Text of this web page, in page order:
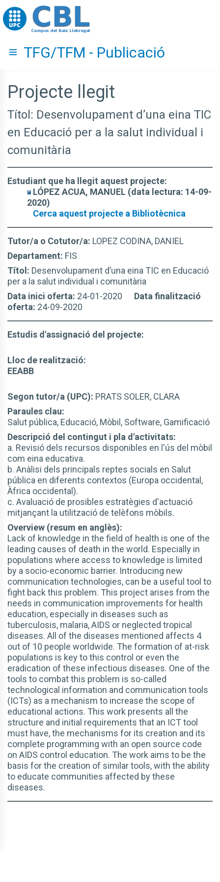
Go to upc.edu
Hide menu
TFG/TFM - Publicació
Projecte llegit
Títol: Desenvolupament d’una eina TIC
en Educació per a la salut individual i
comunitària
Estudiant que ha llegit aquest projecte:
LÓPEZ ACUA, MANUEL (data lectura: 14-09-
2020)
Cerca aquest projecte a Bibliotècnica
Tutor/a o Cotutor/a: LOPEZ CODINA, DANIEL
Departament: FIS
Títol: Desenvolupament d’una eina TIC en Educació
per a la salut individual i comunitària
Data inici oferta: 24-01-2020 Data finalització
oferta: 24-09-2020
Estudis d'assignació del projecte:
Lloc de realització:
EEABB
Segon tutor/a (UPC): PRATS SOLER, CLARA
Paraules clau:
Salut pública, Educació, Mòbil, Software, Gamificació
Descripció del contingut i pla d'activitats:
a. Revisió dels recursos disponibles en l'ús del mòbil
com eina educativa.
b. Anàlisi dels principals reptes socials en Salut
pública en diferents contextos (Europa occidental,
Àfrica occidental).
c. Avaluació de prosibles estratègies d'actuació
mitjançant la utilització de telèfons mòbils.
Overview (resum en anglès):
Lack of knowledge in the field of health is one of the
leading causes of death in the world. Especially in
populations where access to knowledge is limited
by a socio-economic barrier. Introducing new
communication technologies, can be a useful tool to
fight back this problem. This project arises from the
needs in communication improvements for health
education, especially in diseases such as
tuberculosis, malaria, AIDS or neglected tropical
diseases. All of the diseases mentioned affects 4
out of 10 people worldwide. The formation of at-risk
populations is key to this control or even the
eradication of these infectious diseases. One of the
tools to combat this problem is so-called
technological information and communication tools
(ICTs) as a mechanism to increase the scope of
educational actions. This work presents all the
structure and initial requirements that an ICT tool
must have, the mechanisms for its creation and its
complete programming with an open source code
on AIDS control education. The work aims to be the
basis for the creation of similar tools, with the ability
to educate communities affected by these
diseases.